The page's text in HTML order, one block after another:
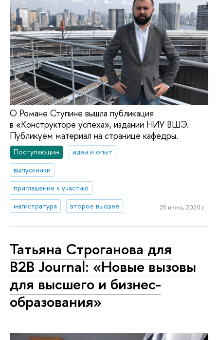
О Романе Ступине вышла публикация
в «Конструкторе успеха», издании НИУ ВШЭ.
Публикуем материал на странице кафедры.
Поступающим
идеи и опыт
выпускники
приглашение к участию
магистратура
второе высшее 25 июня, 2020 г.
Татьяна Строганова для
B2B Journal: «Новые вызовы
для высшего и бизнес-
образования»